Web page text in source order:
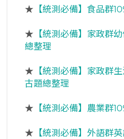
★ 【統測必備】食品群
★ 【統測必備】家政群
總整理
★ 【統測必備】家政群
古題總整理
★ 【統測必備】農業群
★ 【統測必備】外語群